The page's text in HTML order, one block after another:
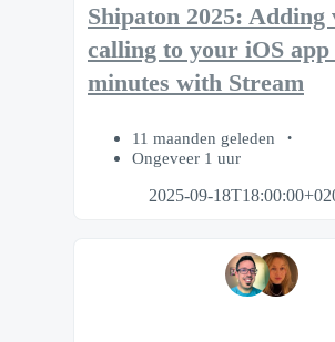
Shipaton 2025: Adding
calling to your iOS app
minutes with Stream
11 maanden geleden
Ongeveer 1 uur
2025-09-